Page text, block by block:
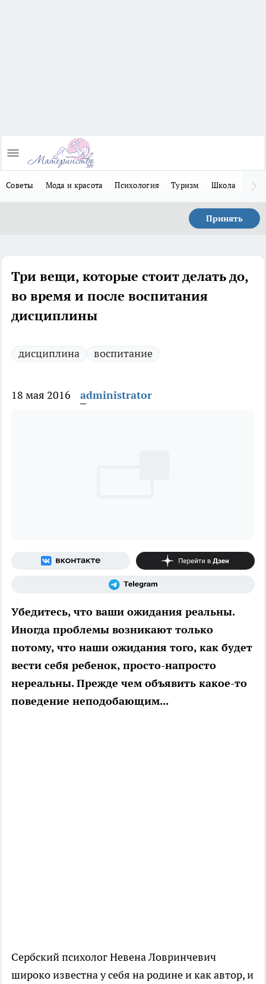
Советы Мода и красота Психология Туризм Школа
Принять
Три вещи, которые стоит делать до,
во время и после воспитания
дисциплины
дисциплина воспитание
18 мая 2016 administrator
Убедитесь, что ваши ожидания реальны.
Иногда проблемы возникают только
потому, что наши ожидания того, как будет
вести себя ребенок, просто-напросто
нереальны. Прежде чем объявить какое-то
поведение неподобающим...
Сербский психолог Невена Ловринчевич
широко известна у себя на родине и как автор, и